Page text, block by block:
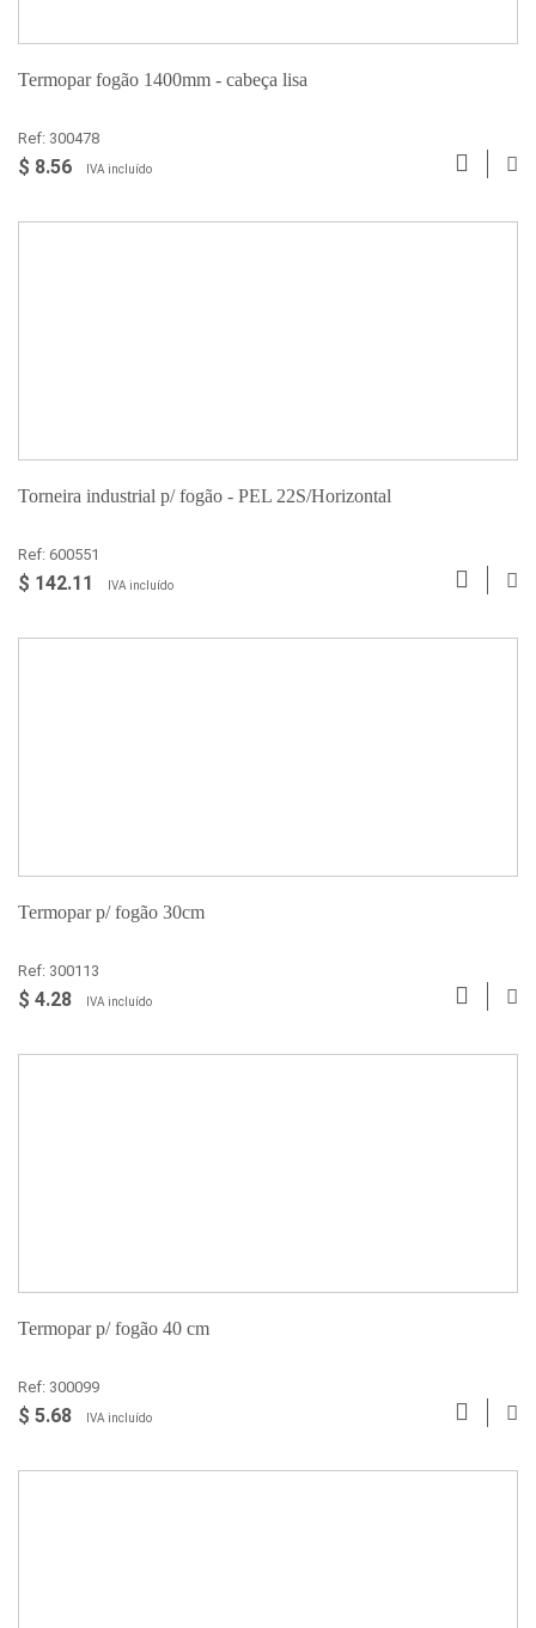
Termopar fogão 1400mm - cabeça lisa
Ref: 300478
$ 8.56 IVA incluído
Torneira industrial p/ fogão - PEL 22S/Horizontal
Ref: 600551
$ 142.11 IVA incluído
Termopar p/ fogão 30cm
Ref: 300113
$ 4.28 IVA incluído
Termopar p/ fogão 40 cm
Ref: 300099
$ 5.68 IVA incluído